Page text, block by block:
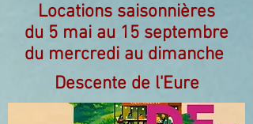
Locations saisonnières
du 5 mai au 15 septembre
du mercredi au dimanche
Descente de l'Eure